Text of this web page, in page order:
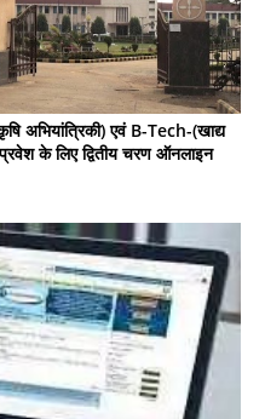
अभियांत्रिकी) एवं B-Tech-(खाद्य
प्रवेश के लिए द्वितीय चरण ऑनलाइन